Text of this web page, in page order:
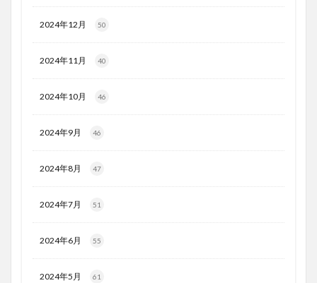
2024年12月 50
2024年11月 40
2024年10月 46
2024年9月 46
2024年8月 47
2024年7月 51
2024年6月 55
2024年5月 61